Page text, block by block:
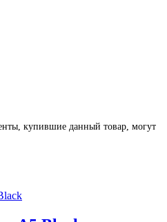
купившие данный товар, могут